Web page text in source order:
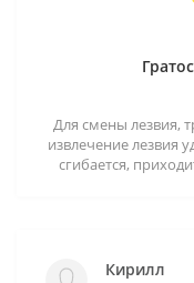
Для смены лезвия,
извлечение лезвия
сгибается,
Кирилл